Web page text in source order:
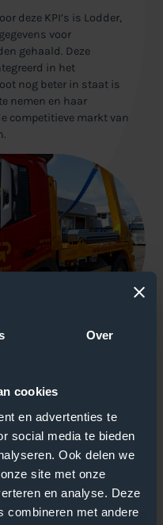
Over
cookies
en advertenties te
social media te bieden
Ook delen we
site met onze
en analyse. Deze
combineren met andere
deze KPI’s is Lodder,
voor
gehaald. Deze
in het
nog beter in staat is
nemen en haar
competitieve markt van